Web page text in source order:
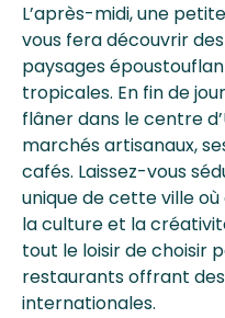
L’après-midi, une
vous fera découvrir
paysages
tropicales. En fin de
flâner dans le centre
marchés artisanaux,
cafés. Laissez-vous
unique de cette ville
la culture et la
tout le loisir de choisir
restaurants offrant
internationales.